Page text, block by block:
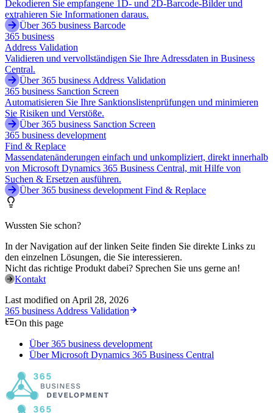
Dekodieren Sie empfangene 1D- und 2D-Barcode-Bilder und
extrahieren Sie Informationen daraus.
Über 365 business Barcode
365 business
Address Validation
Validieren und vervollständigen Sie Ihre Adressdaten in Business
Central.
Über 365 business Address Validation
365 business Sanction Screen
Automatisieren Sie Ihre Sanktionslistenprüfungen und minimieren
Sie Risiken und Verstöße.
Über 365 business Sanction Screen
365 business development
Find & Replace
Massendatenänderungen einfach und unkompliziert, direkt innerhalb
von Microsoft Dynamics 365 Business Central, mit Hilfe von
Suchen & Ersetzen ausführen.
Über 365 business development Find & Replace
Wussten Sie schon?
In der Navigation auf der linken Seite finden Sie direkte Links zu
den einzelnen Lösungen, die Sie interessieren.
Nicht das richtige Produkt dabei? Sprechen Sie uns gerne an!
Kontakt
Last modified on April 28, 2026
365 business Address Validation
On this page
Über 365 business development
Über Microsoft Dynamics 365 Business Central